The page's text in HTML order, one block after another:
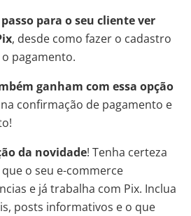
para o seu cliente ver
, desde como fazer o cadastro
pagamento.
ganham com essa opção
confirmação de pagamento e
da novidade! Tenha certeza
o seu e-commerce
e já trabalha com Pix. Inclua
posts informativos e o que